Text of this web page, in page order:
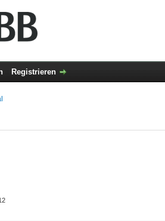
Registrieren